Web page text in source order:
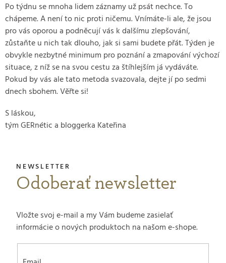
Po týdnu se mnoha lidem záznamy už psát nechce. To
chápeme. A není to nic proti ničemu. Vnímáte-li ale, že jsou
pro vás oporou a podněcují vás k dalšímu zlepšování,
zůstaňte u nich tak dlouho, jak si sami budete přát. Týden je
obvykle nezbytné minimum pro poznání a zmapování výchozí
situace, z níž se na svou cestu za štíhlejším já vydáváte.
Pokud by vás ale tato metoda svazovala, dejte jí po sedmi
dnech sbohem. Věřte si!
S láskou,
tým GERnétic a bloggerka Kateřina
Odoberať newsletter
Vložte svoj e-mail a my Vám budeme zasielať
informácie o nových produktoch na našom e-shope.